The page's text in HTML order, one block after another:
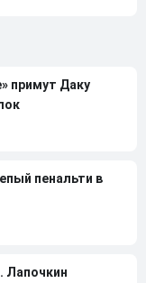
примут Даку
пенальти в
Лапочкин